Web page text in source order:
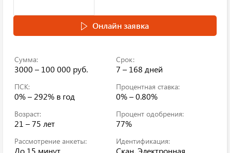
Онлайн заявка
Сумма:
3000 – 100 000 руб.
Срок:
7 – 168 дней
ПСК:
0% – 292% в год
Процентная ставка:
0% – 0.80%
Возраст:
21 – 75 лет
Процент одобрения:
77%
Рассмотрение анкеты:
До 15 минут
Идентификация:
Скан, Электронная